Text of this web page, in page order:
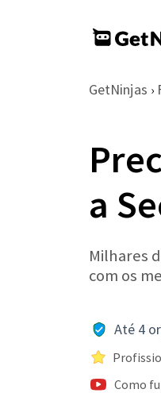
GetNinjas ›
a
Milhares
com os
Até 4
Como